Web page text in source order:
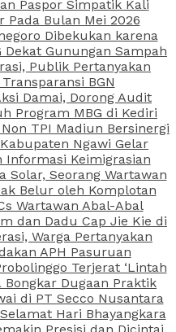
Paspor Simpatik Kali
Pada Bulan Mei 2026
Dibekukan karena
Dekat Gunungan Sampah
Publik Pertanyakan
BGN
Damai, Dorong Audit
Program MBG di Kediri
TPI Madiun Bersinergi
Ngawi Gelar
Informasi Keimigrasian
Solar, Seorang Wartawan
Belur oleh Komplotan
Wartawan Abal-Abal
dan Dadu Cap Jie Kie di
Warga Pertanyakan
APH Pasuruan
Terjerat ‘Lintah
Bongkar Dugaan Praktik
di PT Secco Nusantara
Hari Bhayangkara